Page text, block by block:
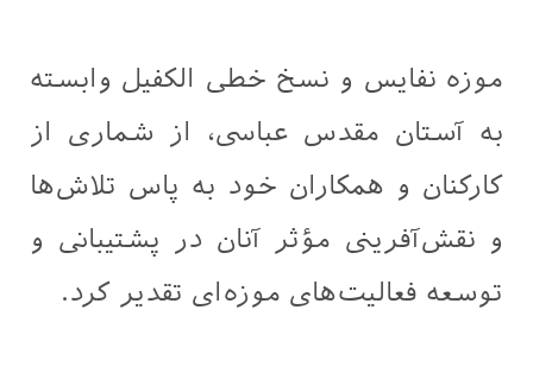
موزه نفایس و نسخ خطی الکفیل وابسته
به آستان مقدس عباسی، از شماری از
کارکنان و همکاران خود به پاس تلاش‌ها
و نقش‌آفرینی مؤثر آنان در پشتیبانی و
توسعه فعالیت‌های موزه‌ای تقدیر کرد.